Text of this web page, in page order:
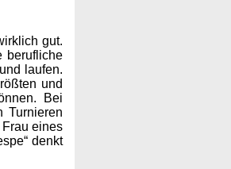
gut.
berufliche
laufen.
und
Bei
Turnieren
eines
denkt